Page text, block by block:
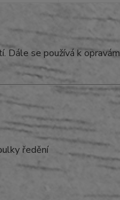
Dále se používá k opravám
ředění